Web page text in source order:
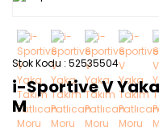
Stok Kodu 52535504
i-Sportive V
M